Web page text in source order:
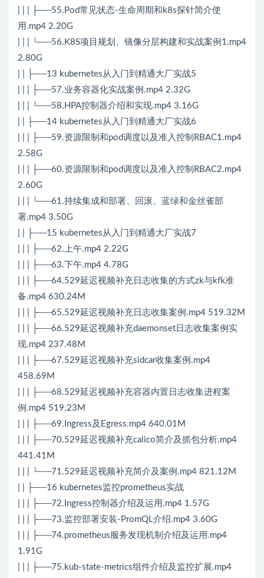
| | | ├──55.Pod常见状态-生命周期和k8s探针简介使
用.mp4 2.20G
| | | └──56.K8S项目规划、镜像分层构建和实战案例1.mp4
2.80G
| | ├──13 kubernetes从入门到精通大厂实战5
| | | ├──57.业务容器化实战案例.mp4 2.32G
| | | └──58.HPA控制器介绍和实现.mp4 3.16G
| | ├──14 kubernetes从入门到精通大厂实战6
| | | ├──59.资源限制和pod调度以及准入控制RBAC1.mp4
2.58G
| | | ├──60.资源限制和pod调度以及准入控制RBAC2.mp4
2.60G
| | | └──61.持续集成和部署、回滚、蓝绿和金丝雀部
署.mp4 3.50G
| | ├──15 kubernetes从入门到精通大厂实战7
| | | ├──62.上午.mp4 2.22G
| | | ├──63.下午.mp4 4.78G
| | | ├──64.529延迟视频补充日志收集的方式zk与kfk准
备.mp4 630.24M
| | | ├──65.529延迟视频补充日志收集案例.mp4 519.32M
| | | ├──66.529延迟视频补充daemonset日志收集案例实
现.mp4 237.48M
| | | ├──67.529延迟视频补充sidcar收集案例.mp4
458.69M
| | | ├──68.529延迟视频补充容器内置日志收集进程案
例.mp4 519.23M
| | | ├──69.Ingress及Egress.mp4 640.01M
| | | ├──70.529延迟视频补充calico简介及抓包分析.mp4
441.41M
| | | └──71.529延迟视频补充简介及案例.mp4 821.12M
| | ├──16 kubernetes监控prometheus实战
| | | ├──72.Ingress控制器介绍及运用.mp4 1.57G
| | | ├──73.监控部署安装-PromQL介绍.mp4 3.60G
| | | ├──74.prometheus服务发现机制介绍及运用.mp4
1.91G
| | | ├──75.kub-state-metrics组件介绍及监控扩展.mp4